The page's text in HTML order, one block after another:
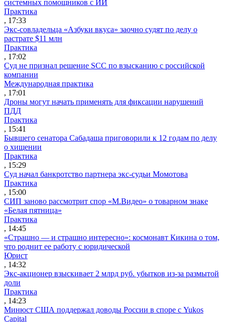
системных помощников с ИИ
Практика
, 17:33
Экс-совладельца «Азбуки вкуса» заочно судят по делу о
растрате $11 млн
Практика
, 17:02
Суд не признал решение SCC по взысканию с российской
компании
Международная практика
, 17:01
Дроны могут начать применять для фиксации нарушений
ПДД
Практика
, 15:41
Бывшего сенатора Сабадаша приговорили к 12 годам по делу
о хищении
Практика
, 15:29
Суд начал банкротство партнера экс-судьи Момотова
Практика
, 15:00
СИП заново рассмотрит спор «М.Видео» о товарном знаке
«Белая пятница»
Практика
, 14:45
«Страшно — и страшно интересно»: космонавт Кикина о том,
что роднит ее работу с юридической
Юрист
, 14:32
Экс-акционер взыскивает 2 млрд руб. убытков из-за размытой
доли
Практика
, 14:23
Минюст США поддержал доводы России в споре с Yukos
Capital